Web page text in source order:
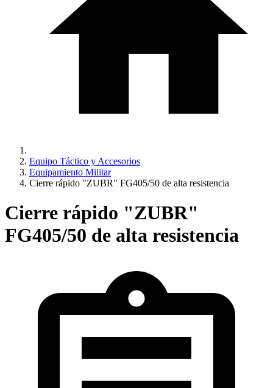
Equipo Táctico y Accesorios
Equipamiento Militar
Cierre rápido "ZUBR" FG405/50 de alta resistencia
Cierre rápido "ZUBR"
FG405/50 de alta resistencia